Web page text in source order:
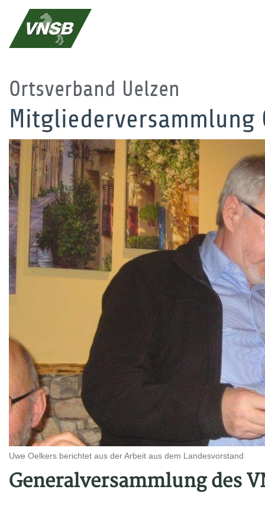
Ortsverband Uelzen
Mitgliederversammlung
Uwe Oelkers berichtet aus der Arbeit aus dem Landesvorstand
Generalversammlung des